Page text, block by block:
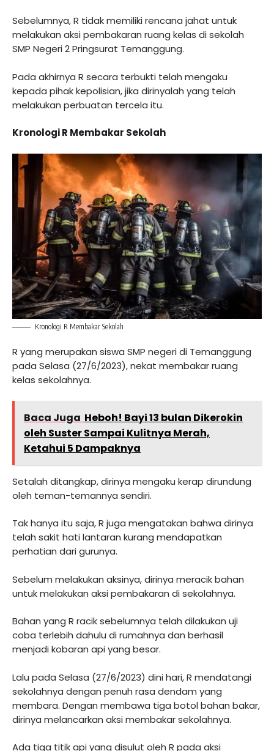
Sebelumnya, R tidak memiliki rencana jahat untuk
melakukan aksi pembakaran ruang kelas di sekolah
SMP Negeri 2 Pringsurat Temanggung.
Pada akhirnya R secara terbukti telah mengaku
kepada pihak kepolisian, jika dirinyalah yang telah
melakukan perbuatan tercela itu.
Kronologi R Membakar Sekolah
Kronologi R Membakar Sekolah
R yang merupakan siswa SMP negeri di Temanggung
pada Selasa (27/6/2023), nekat membakar ruang
kelas sekolahnya.
Baca Juga Heboh! Bayi 13 bulan Dikerokin
oleh Suster Sampai Kulitnya Merah,
Ketahui 5 Dampaknya
Setalah ditangkap, dirinya mengaku kerap dirundung
oleh teman-temannya sendiri.
Tak hanya itu saja, R juga mengatakan bahwa dirinya
telah sakit hati lantaran kurang mendapatkan
perhatian dari gurunya.
Sebelum melakukan aksinya, dirinya meracik bahan
untuk melakukan aksi pembakaran di sekolahnya.
Bahan yang R racik sebelumnya telah dilakukan uji
coba terlebih dahulu di rumahnya dan berhasil
menjadi kobaran api yang besar.
Lalu pada Selasa (27/6/2023) dini hari, R mendatangi
sekolahnya dengan penuh rasa dendam yang
membara. Dengan membawa tiga botol bahan bakar,
dirinya melancarkan aksi membakar sekolahnya.
Ada tiga titik api yang disulut oleh R pada aksi